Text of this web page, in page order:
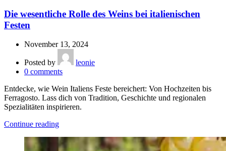
Die wesentliche Rolle des Weins bei italienischen
Festen
November 13, 2024
Posted by
leonie
0 comments
Entdecke, wie Wein Italiens Feste bereichert: Von Hochzeiten bis
Ferragosto. Lass dich von Tradition, Geschichte und regionalen
Spezialitäten inspirieren.
Continue reading